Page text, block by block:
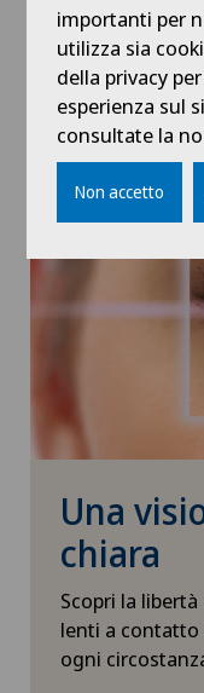
Swiss Visio Chiasso
c/o Centromedico
Corso San
6830 Chiasso
Una
chiara
Scopri la
lenti a
ogni
importanti per
utilizza sia
della privacy
esperienza sul
consultate la
Non accetto